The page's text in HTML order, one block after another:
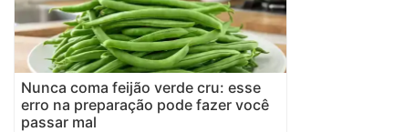
Nunca coma feijão verde cru: esse
erro na preparação pode fazer você
passar mal